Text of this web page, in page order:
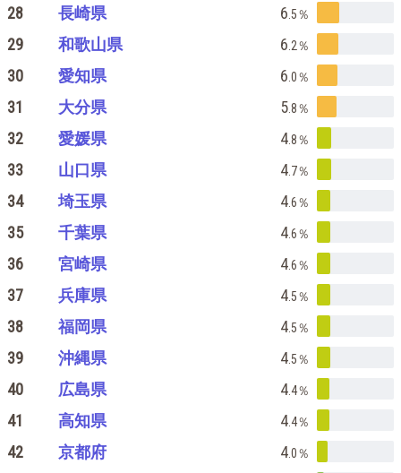
28 長崎県 6 .5％
29 和歌山県 6 .2％
30 愛知県 6 .0％
31 大分県 5.8％
32 愛媛県 4.8％
33 山口県 4 .7％
34 埼玉県 4.6％
35 千葉県 4.6％
36 宮崎県 4.6％
37 兵庫県 4.5％
38 福岡県 4.5％
39 沖縄県 4.5％
40 広島県 4.4％
41 高知県 4.4％
42 京都府 4.0％